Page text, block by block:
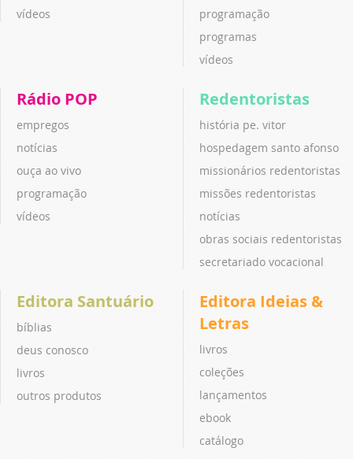
vídeos
programação
programas
vídeos
Rádio POP
empregos
notícias
ouça ao vivo
programação
vídeos
Redentoristas
história pe. vitor
hospedagem santo afonso
missionários redentoristas
missões redentoristas
notícias
obras sociais redentoristas
secretariado vocacional
Editora Santuário
bíblias
deus conosco
livros
outros produtos
Editora Ideias &
Letras
livros
coleções
lançamentos
ebook
catálogo